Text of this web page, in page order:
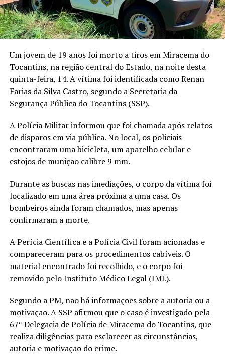
Um jovem de 19 anos foi morto a tiros em Miracema do
Tocantins, na região central do Estado, na noite desta
quinta-feira, 14. A vítima foi identificada como Renan
Farias da Silva Castro, segundo a Secretaria da
Segurança Pública do Tocantins (SSP).
A Polícia Militar informou que foi chamada após relatos
de disparos em via pública. No local, os policiais
encontraram uma bicicleta, um aparelho celular e
estojos de munição calibre 9 mm.
Durante as buscas nas imediações, o corpo da vítima foi
localizado em uma área próxima a uma casa. Os
bombeiros ainda foram chamados, mas apenas
confirmaram a morte.
A Perícia Científica e a Polícia Civil foram acionadas e
compareceram para os procedimentos cabíveis. O
material encontrado foi recolhido, e o corpo foi
removido pelo Instituto Médico Legal (IML).
Segundo a PM, não há informações sobre a autoria ou a
motivação. A SSP afirmou que o caso é investigado pela
67ª Delegacia de Polícia de Miracema do Tocantins, que
realiza diligências para esclarecer as circunstâncias,
autoria e motivação do crime.